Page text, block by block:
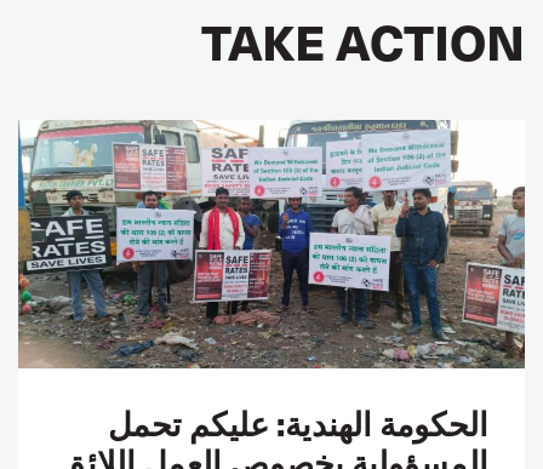
TAKE ACTION
الحكومة الهندية: عليكم تحمل